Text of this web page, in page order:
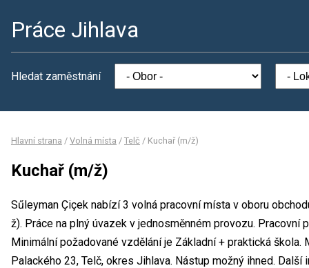
Práce Jihlava
Hledat zaměstnání
Hlavní strana / Volná místa / Telč / Kuchař (m/ž)
Kuchař (m/ž)
Sűleyman Çiçek nabízí 3 volná pracovní místa v oboru
ž). Práce na plný úvazek v jednosměnném provozu.
Minimální požadované vzdělání je Základní + praktická
Palackého 23, Telč, okres Jihlava. Nástup možný ihned.